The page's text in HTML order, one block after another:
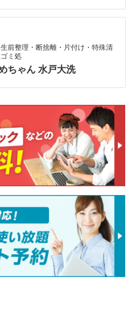
前整理・断捨離・片付け・特殊清
ミ処
ちゃん 水戸大洗